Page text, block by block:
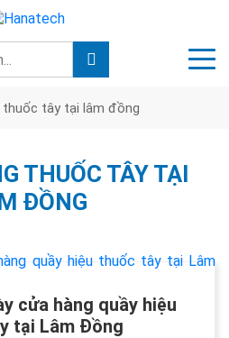
thuốc tây tại lâm đồng
THUỐC TÂY TẠI
ĐỒNG
cửa hàng quầy hiệu
tại Lâm Đồng